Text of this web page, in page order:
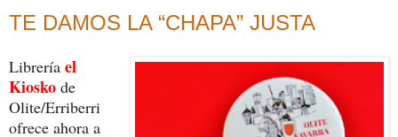
TE DAMOS LA “CHAPA” JUSTA
Librería el
Kiosko de
Olite/Erriberri
ofrece ahora a